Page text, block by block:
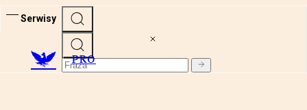
Serwisy
PRO